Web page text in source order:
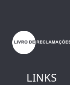
LINKS